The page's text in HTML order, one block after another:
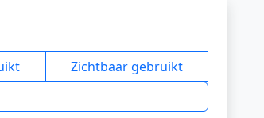
Zichtbaar gebruikt